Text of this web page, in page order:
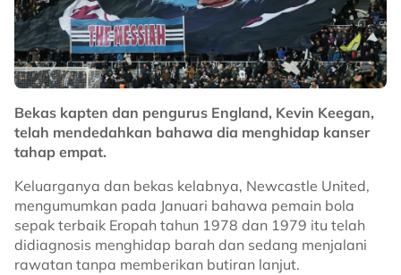
Bekas kapten dan pengurus England, Kevin Keegan,
telah mendedahkan bahawa dia menghidap kanser
tahap empat.
Keluarganya dan bekas kelabnya, Newcastle United,
mengumumkan pada Januari bahawa pemain bola
sepak terbaik Eropah tahun 1978 dan 1979 itu telah
didiagnosis menghidap barah dan sedang menjalani
rawatan tanpa memberikan butiran lanjut.